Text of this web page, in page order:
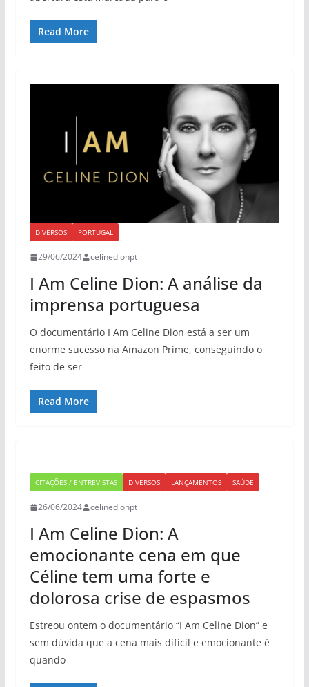
Read More
DIVERSOS PORTUGAL
29/06/2024 celinedionpt
I Am Celine Dion: A análise da
imprensa portuguesa
O documentário I Am Celine Dion está a ser um
enorme sucesso na Amazon Prime, conseguindo o
feito de ser
Read More
CITAÇÕES / ENTREVISTAS DIVERSOS LANÇAMENTOS SAÚDE
26/06/2024 celinedionpt
I Am Celine Dion: A
emocionante cena em que
Céline tem uma forte e
dolorosa crise de espasmos
Estreou ontem o documentário “I Am Celine Dion” e
sem dúvida que a cena mais difícil e emocionante é
quando